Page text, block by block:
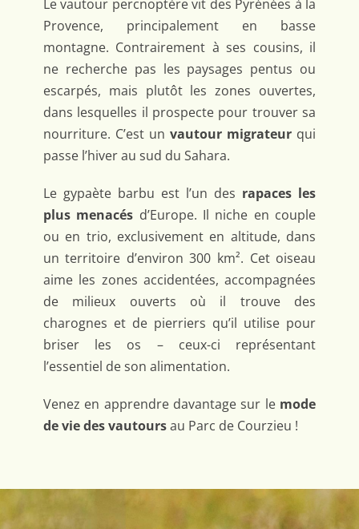
Le vautour percnoptère vit des Pyrénées à la
Provence, principalement en basse
montagne. Contrairement à ses cousins, il
ne recherche pas les paysages pentus ou
escarpés, mais plutôt les zones ouvertes,
dans lesquelles il prospecte pour trouver sa
nourriture. C’est unvautour migrateur qui
passe l’hiver au sud du Sahara.
Le gypaète barbu est l’un des rapaces les
plus menacés d’Europe. Il niche en couple
ou en trio, exclusivement en altitude, dans
un territoire d’environ 300 km². Cet oiseau
aime les zones accidentées, accompagnées
de milieux ouverts où il trouve des
charognes et de pierriers qu’il utilise pour
briser les os – ceux-ci représentant
l’essentiel de son alimentation.
Venez en apprendre davantage sur le mode
de vie des vautoursau Parc de Courzieu !